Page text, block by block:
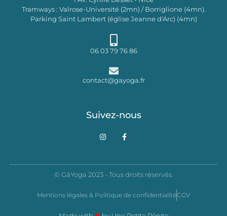
Tramways : Valrose-Université (2mn) / Borriglione (4mn).
Parking Saint Lambert (église Jeanne d'Arc) (4mn)
06 03 79 76 86
contact@gayoga.fr
Suivez-nous
I
n
r
F
a
o
f
© GäYoga 2023 - Tous droits réservés.
Mentions légales & Politique de confidentialitéCGV